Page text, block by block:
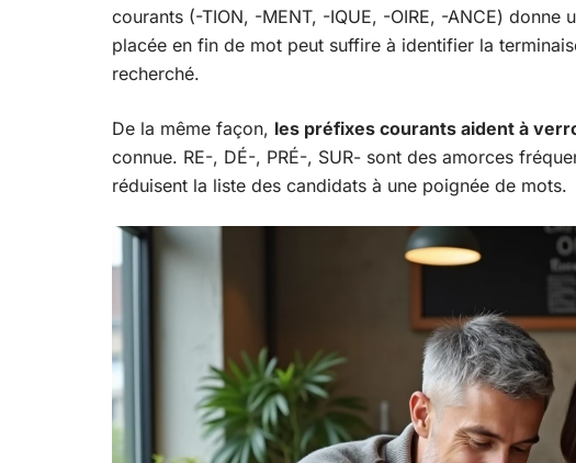
courants (-TION, -MENT, -IQUE, -OIRE, -ANCE)
placée en fin de mot peut suffire à identifier la
recherché.
De la même façon, les préfixes courants aident à
connue. RE-, DÉ-, PRÉ-, SUR- sont des amorces
réduisent la liste des candidats à une poignée de mots.